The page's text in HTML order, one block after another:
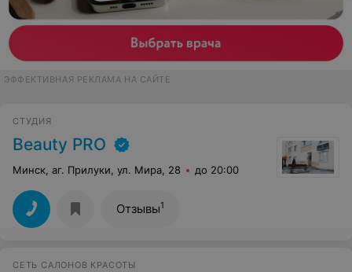
ЭФФЕКТИВНАЯ РЕКЛАМА НА САЙТЕ
СТУДИЯ
Beauty PRO
Минск, аг. Прилуки, ул. Мира, 28 до 20:00
Отзывы1
СЕТЬ САЛОНОВ КРАСОТЫ